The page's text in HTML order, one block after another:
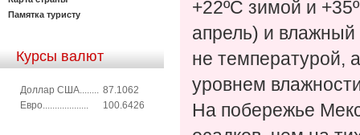
Памятка туристу
Курсы валют
Доллар США........ 87.1062
Евро...................
100.6426
+22ºС зимой и
апрель) и
не температурой,
уровнем
На побережье